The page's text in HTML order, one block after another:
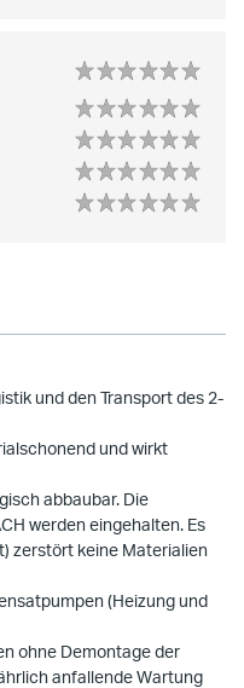
und den Transport des 2-
und wirkt
abbaubar. Die
werden eingehalten. Es
zerstört keine Materialien
(Heizung und
ohne Demontage der
anfallende Wartung